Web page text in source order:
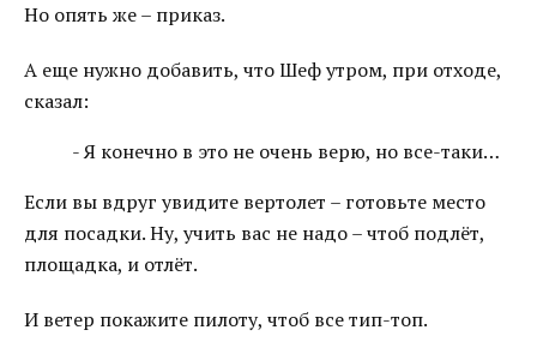
Но опять же – приказ.
А еще нужно добавить, что Шеф утром, при отходе,
сказал:
- Я конечно в это не очень верю, но все-таки…
Если вы вдруг увидите вертолет – готовьте место
для посадки. Ну, учить вас не надо – чтоб подлёт,
площадка, и отлёт.
И ветер покажите пилоту, чтоб все тип-топ.